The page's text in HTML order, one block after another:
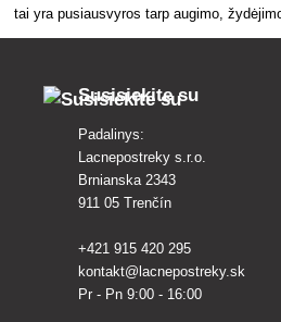
tai yra pusiausvyros tarp augimo,
Susisiekite su
Padalinys:
Lacnepostreky s.r.o.
Brnianska 2343
911 05 Trenčín
+421 915 420 295
kontakt@lacnepostreky.sk
Pr - Pn 9:00 - 16:00